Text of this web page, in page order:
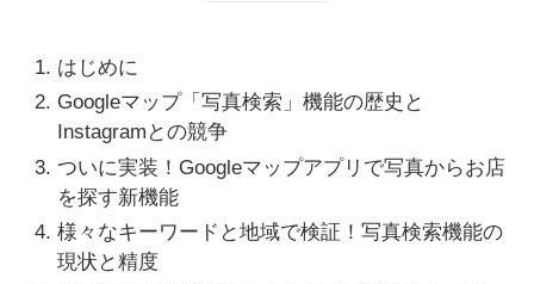
はじめに
Googleマップ「写真検索」機能の歴史と
Instagramとの競争
ついに実装！Googleマップアプリで写真からお店
を探す新機能
様々なキーワードと地域で検証！写真検索機能の
現状と精度